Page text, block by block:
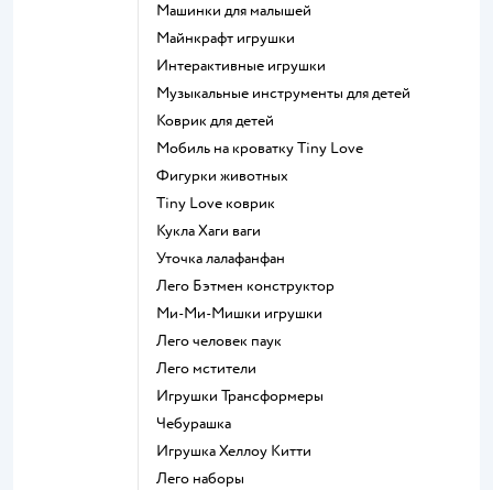
Машинки для малышей
Майнкрафт игрушки
Интерактивные игрушки
Музыкальные инструменты для детей
Коврик для детей
Мобиль на кроватку Tiny Love
Фигурки животных
Tiny Love коврик
Кукла Хаги ваги
Уточка лалафанфан
Лего Бэтмен конструктор
Ми-Ми-Мишки игрушки
Лего человек паук
Лего мстители
Игрушки Трансформеры
Чебурашка
Игрушка Хеллоу Китти
Лего наборы